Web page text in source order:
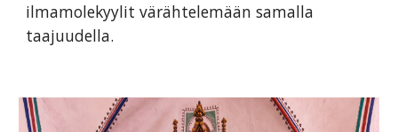
ilmamolekyylit värähtelemään samalla
taajuudella.